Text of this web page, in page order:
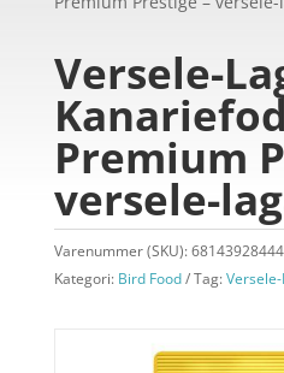
Versele-
Premium
versele-
Varenummer (SKU):
Kategori: Bird Food Tag: